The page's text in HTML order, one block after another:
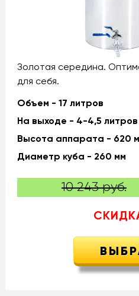
Золотая середина.
для себя.
Объем - 17 литров
На выходе - 4-4,5 литров
Высота аппарата - 620
Диаметр куба - 260 мм
10 243 руб.